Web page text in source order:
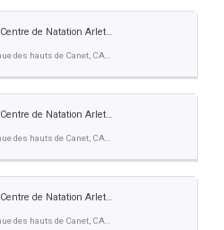
Centre de Natation Arlette Franco
Avenue des hauts de Canet, CANET EN ROUSSILLON
Centre de Natation Arlette Franco
Avenue des hauts de Canet, CANET EN ROUSSILLON
Centre de Natation Arlette Franco
Avenue des hauts de Canet, CANET EN ROUSSILLON